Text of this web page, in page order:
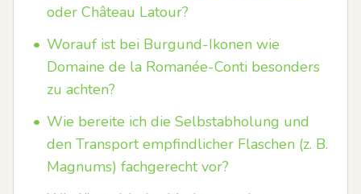
oder Château Latour?
• Worauf ist bei Burgund-Ikonen wie
Domaine de la Romanée-Conti besonders
zu achten?
• Wie bereite ich die Selbstabholung und
den Transport empfindlicher Flaschen (z. B.
Magnums) fachgerecht vor?